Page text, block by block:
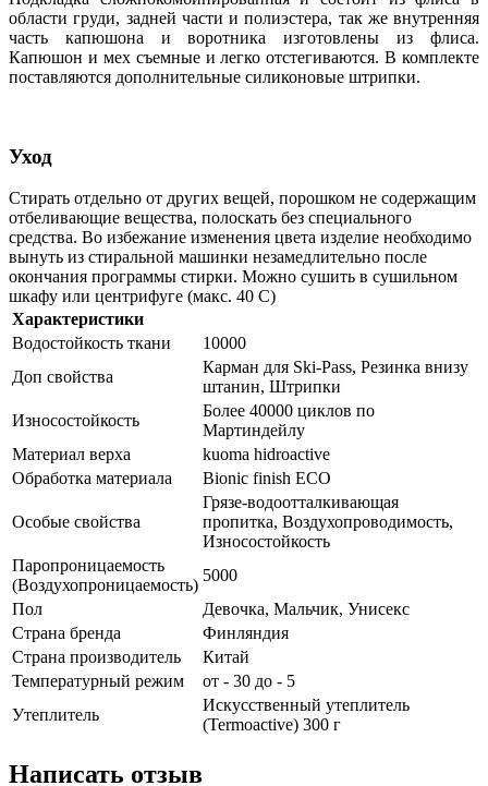
области груди, задней части и полиэстера, так же внутренняя
часть капюшона и воротника изготовлены из флиса.
Капюшон и мех съемные и легко отстегиваются. В комплекте
поставляются дополнительные силиконовые штрипки.
Уход
Стирать отдельно от других вещей, порошком не содержащим
отбеливающие вещества, полоскать без специального
средства. Во избежание изменения цвета изделие необходимо
вынуть из стиральной машинки незамедлительно после
окончания программы стирки. Можно сушить в сушильном
шкафу или центрифуге (макс. 40 C)
Характеристики
Водостойкость ткани
10000
Доп свойства
Карман для Ski-Pass, Резинка внизу
штанин, Штрипки
Износостойкость
Более 40000 циклов по
Мартиндейлу
Материал верха
kuoma hidroactive
Обработка материала
Bionic finish ECO
Особые свойства
Грязе-водоотталкивающая
пропитка, Воздухопроводимость,
Износостойкость
Паропроницаемость
(Воздухопроницаемость)
5000
Пол
Девочка, Мальчик, Унисекс
Страна бренда
Финляндия
Страна производитель
Китай
Температурный режим
от - 30 до - 5
Утеплитель
Искусственный утеплитель
(Termoactive) 300 г
Написать отзыв